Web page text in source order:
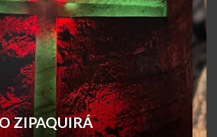
ZIPAQUIRÁ